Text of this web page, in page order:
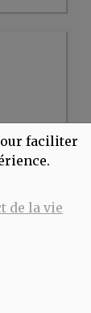
faciliter
de la vie
pc